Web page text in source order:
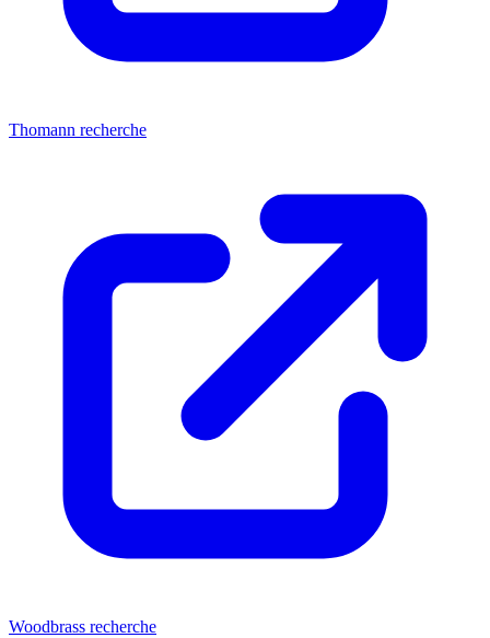
Thomann recherche
Woodbrass recherche